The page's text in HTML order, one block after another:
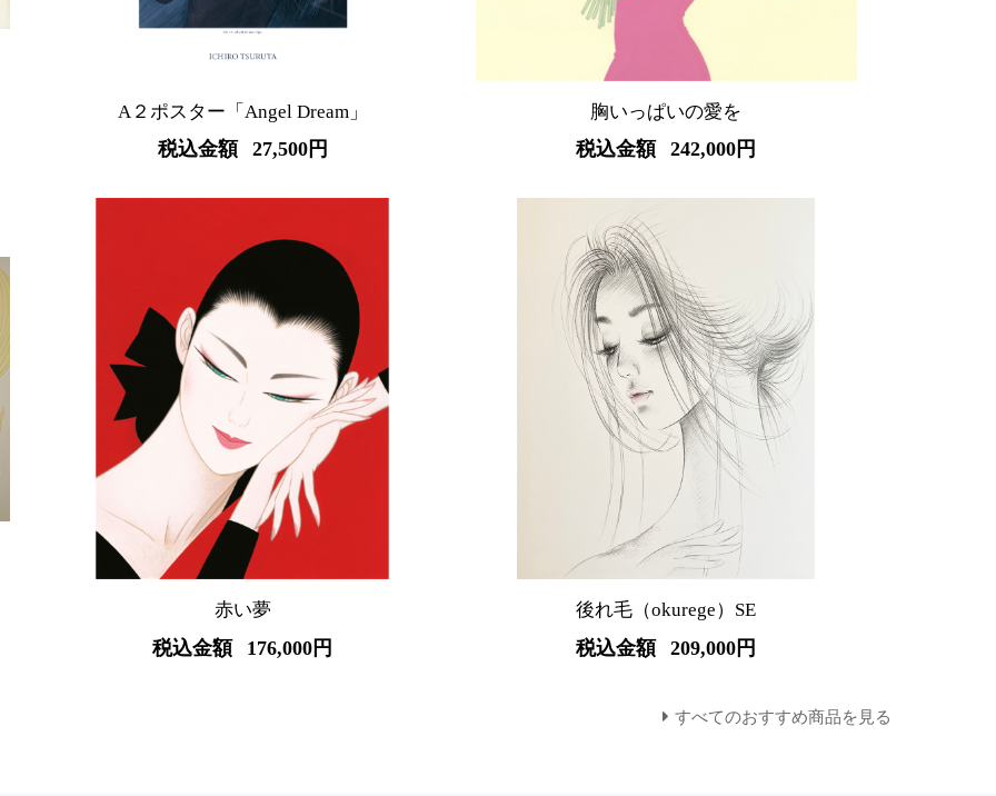
A２ポスター「Angel Dream」
税込金額 27,500円
胸いっぱいの愛を
税込金額 242,000円
赤い夢
税込金額 176,000円
後れ毛（okurege）SE
税込金額 209,000円
すべてのおすすめ商品を見る